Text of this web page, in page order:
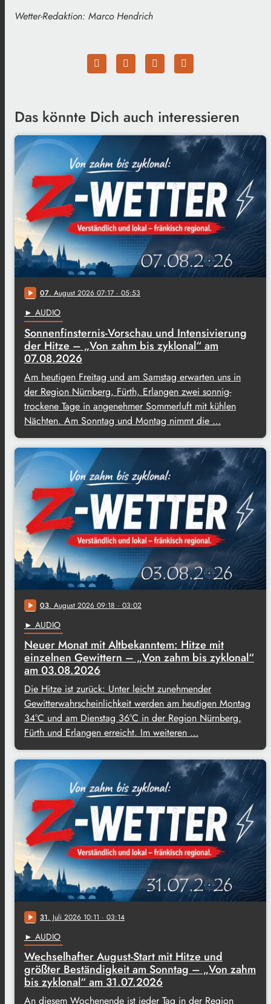
Wetter-Redaktion: Marco Hendrich
Das könnte Dich auch interessieren
play_arrow 07. August 2026 07:17 · 05:53
► AUDIO
Sonnenfinsternis-Vorschau und Intensivierung
der Hitze – „Von zahm bis zyklonal“ am
07.08.2026
Am heutigen Freitag und am Samstag erwarten uns in
der Region Nürnberg, Fürth, Erlangen zwei sonnig-
trockene Tage in angenehmer Sommerluft mit kühlen
Nächten. Am Sonntag und Montag nimmt die …
play_arrow 03. August 2026 09:18 · 03:02
► AUDIO
Neuer Monat mit Altbekanntem: Hitze mit
einzelnen Gewittern – „Von zahm bis zyklonal“
am 03.08.2026
Die Hitze ist zurück: Unter leicht zunehmender
Gewitterwahrscheinlichkeit werden am heutigen Montag
34°C und am Dienstag 36°C in der Region Nürnberg,
Fürth und Erlangen erreicht. Im weiteren …
play_arrow 31. Juli 2026 10:11 · 03:14
► AUDIO
Wechselhafter August-Start mit Hitze und
größter Beständigkeit am Sonntag – „Von zahm
bis zyklonal“ am 31.07.2026
An diesem Wochenende ist jeder Tag in der Region